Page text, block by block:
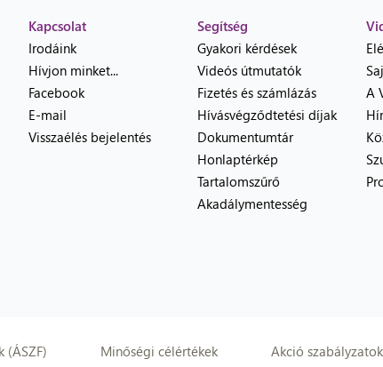
Kapcsolat
Irodáink
Hívjon minket...
Facebook
E-mail
Visszaélés bejelentés
Segítség
Gyakori kérdések
Videós útmutatók
Fizetés és számlázás
Hívásvégződtetési díjak
Dokumentumtár
Honlaptérkép
Tartalomszűrő
Akadálymentesség
A
(ÁSZF) Minőségi célértékek Akció szabályzatok